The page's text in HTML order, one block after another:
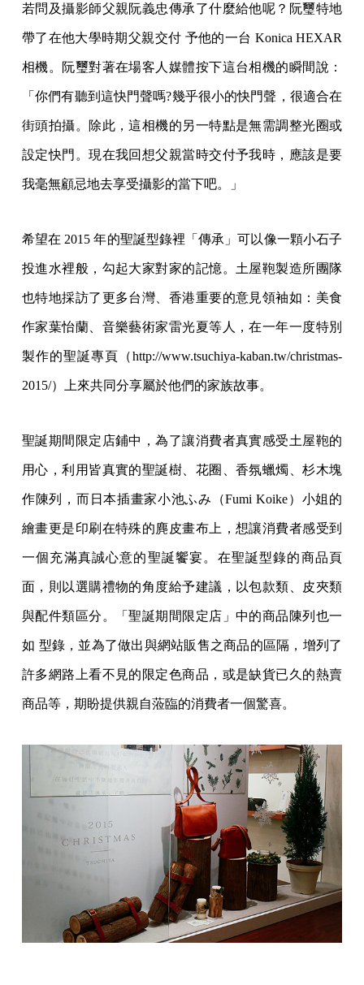
若問及攝影師父親阮義忠傳承了什麼給他呢？阮璽特地
帶了在他大學時期父親交付 予他的一台 Konica HEXAR
相機。阮璽對著在場客人媒體按下這台相機的瞬間說：
「你們有聽到這快門聲嗎?幾乎很小的快門聲，很適合在
街頭拍攝。除此，這相機的另一特點是無需調整光圈或
設定快門。現在我回想父親當時交付予我時，應該是要
我毫無顧忌地去享受攝影的當下吧。」
希望在 2015 年的聖誕型錄裡「傳承」可以像一顆小石子
投進水裡般，勾起大家對家的記憶。土屋鞄製造所團隊
也特地採訪了更多台灣、香港重要的意見領袖如：美食
作家葉怡蘭、音樂藝術家雷光夏等人，在一年一度特別
製作的聖誕專頁（http://www.tsuchiya-kaban.tw/christmas-
2015/）上來共同分享屬於他們的家族故事。
聖誕期間限定店鋪中，為了讓消費者真實感受土屋鞄的
用心，利用皆真實的聖誕樹、花圈、香氛蠟燭、杉木塊
作陳列，而日本插畫家小池ふみ（Fumi Koike）小姐的
繪畫更是印刷在特殊的麂皮畫布上，想讓消費者感受到
一個充滿真誠心意的聖誕饗宴。在聖誕型錄的商品頁
面，則以選購禮物的角度給予建議，以包款類、皮夾類
與配件類區分。「聖誕期間限定店」中的商品陳列也一
如 型錄，並為了做出與網站販售之商品的區隔，增列了
許多網路上看不見的限定色商品，或是缺貨已久的熱賣
商品等，期盼提供親自蒞臨的消費者一個驚喜。